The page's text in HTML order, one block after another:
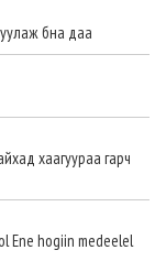
бна даа
хаагуураа гарч
Ene hogiin medeelel